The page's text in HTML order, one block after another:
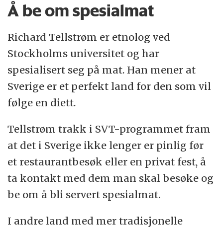
Å be om spesialmat
Richard Tellstrøm er etnolog ved
Stockholms universitet og har
spesialisert seg på mat. Han mener at
Sverige er et perfekt land for den som vil
følge en diett.
Tellstrøm trakk i SVT-programmet fram
at det i Sverige ikke lenger er pinlig før
et restaurantbesøk eller en privat fest, å
ta kontakt med dem man skal besøke og
be om å bli servert spesialmat.
I andre land med mer tradisjonelle